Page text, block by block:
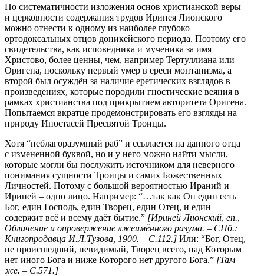
По систематичности изложения основ христианской веры
и церковности содержания трудов Иринея Лионского
можно отнести к одному из наиболее глубоко
ортодоксальных отцов доникейского периода. Поэтому его
свидетельства, как исповедника и мученика за имя
Христово, более ценны, чем, например Тертуллиана или
Оригена, поскольку первый умер в ереси монтанизма, а
второй был осуждён за наличие еретических взглядов в
произведениях, которые породили гностические веяния в
рамках христианства под прикрытием авторитета Оригена.
Попытаемся вкратце продемонстрировать его взгляды на
природу Ипостасей Пресвятой Троицы.
Хотя “неблагоразумный раб” и ссылается на данного отца
с измененной буквой, но и у него можно найти мысли,
которые могли бы послужить источником для неверного
понимания сущности Троицы и самих Божественных
Личностей. Потому с большой вероятностью Ираний и
Ириней – одно лицо. Например: “…так как Он един есть
Бог, един Господь, един Творец, един Отец, и един
содержит всё и всему даёт бытие.” [Ириней Лионский, еп.,
Обличение и опровержение лжеимённого разума. – СПб.:
Книгопродавца И.Л.Тузова, 1900. – С.112.] Или: “Бог, Отец,
не происшедший, невидимый, Творец всего, над Которым
нет иного Бога и ниже Которого нет другого Бога.” [Там
же. – С.571.]